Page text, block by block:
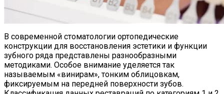
В современной стоматологии ортопедические
конструкции для восстановления эстетики и функции
зубного ряда представлены разнообразными
методиками. Особое внимание уделяется так
называемым «винирам», тонким облицовкам,
фиксируемым на передней поверхности зубов.